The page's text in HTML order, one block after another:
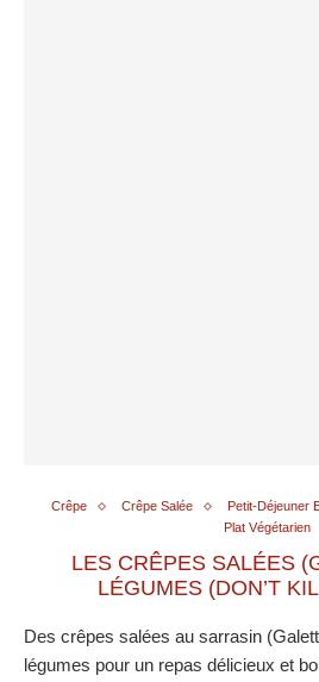
Crêpe Crêpe Salée Petit-Déjeuner
Plat Végétarien
LES CRÊPES SALÉES
LÉGUMES (DON’T
Des crêpes salées au sarrasin
légumes pour un repas délicieux et